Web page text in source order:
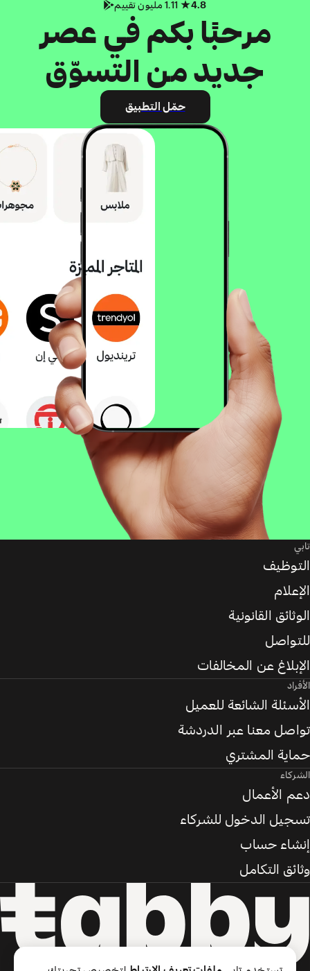
4.8
مرحبًا بكم في عصر
جديد من التسوّق
حمّل التطبيق
تابي
التوظيف
الإعلام
الوثائق القانونية
للتواصل
الإبلاغ عن المخالفات
الأفراد
الأسئلة الشائعة للعميل
تواصل معنا عبر الدردشة
حماية المشتري
الشركاء
دعم الأعمال
تسجيل الدخول للشركاء
إنشاء حساب
وثائق التكامل